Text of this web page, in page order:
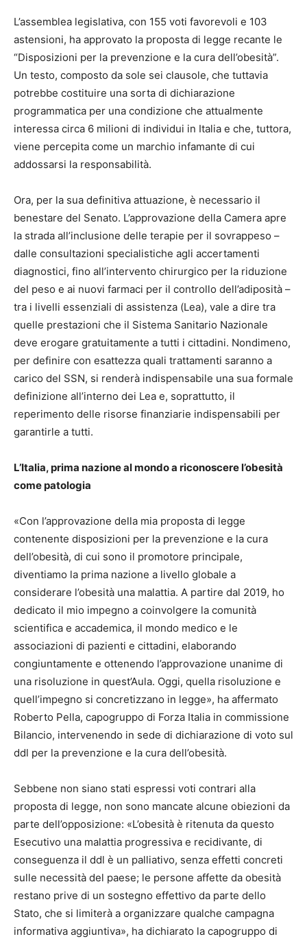
L’assemblea legislativa, con 155 voti favorevoli e 103
astensioni, ha approvato la proposta di legge recante le
“Disposizioni per la prevenzione e la cura dell’obesità”.
Un testo, composto da sole sei clausole, che tuttavia
potrebbe costituire una sorta di dichiarazione
programmatica per una condizione che attualmente
interessa circa 6 milioni di individui in Italia e che, tuttora,
viene percepita come un marchio infamante di cui
addossarsi la responsabilità.
Ora, per la sua definitiva attuazione, è necessario il
benestare del Senato. L’approvazione della Camera apre
la strada all’inclusione delle terapie per il sovrappeso –
dalle consultazioni specialistiche agli accertamenti
diagnostici, fino all’intervento chirurgico per la riduzione
del peso e ai nuovi farmaci per il controllo dell’adiposità –
tra i livelli essenziali di assistenza (Lea), vale a dire tra
quelle prestazioni che il Sistema Sanitario Nazionale
deve erogare gratuitamente a tutti i cittadini. Nondimeno,
per definire con esattezza quali trattamenti saranno a
carico del SSN, si renderà indispensabile una sua formale
definizione all’interno dei Lea e, soprattutto, il
reperimento delle risorse finanziarie indispensabili per
garantirle a tutti.
L’Italia, prima nazione al mondo a riconoscere l’obesità
come patologia
«Con l’approvazione della mia proposta di legge
contenente disposizioni per la prevenzione e la cura
dell’obesità, di cui sono il promotore principale,
diventiamo la prima nazione a livello globale a
considerare l’obesità una malattia. A partire dal 2019, ho
dedicato il mio impegno a coinvolgere la comunità
scientifica e accademica, il mondo medico e le
associazioni di pazienti e cittadini, elaborando
congiuntamente e ottenendo l’approvazione unanime di
una risoluzione in quest’Aula. Oggi, quella risoluzione e
quell’impegno si concretizzano in legge», ha affermato
Roberto Pella, capogruppo di Forza Italia in commissione
Bilancio, intervenendo in sede di dichiarazione di voto sul
ddl per la prevenzione e la cura dell’obesità.
Sebbene non siano stati espressi voti contrari alla
proposta di legge, non sono mancate alcune obiezioni da
parte dell’opposizione: «L’obesità è ritenuta da questo
Esecutivo una malattia progressiva e recidivante, di
conseguenza il ddl è un palliativo, senza effetti concreti
sulle necessità del paese; le persone affette da obesità
restano prive di un sostegno effettivo da parte dello
Stato, che si limiterà a organizzare qualche campagna
informativa aggiuntiva», ha dichiarato la capogruppo di